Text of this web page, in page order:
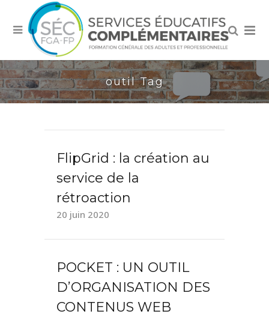
outil Tag
FlipGrid : la création au
service de la
rétroaction
20 juin 2020
POCKET : UN OUTIL
D’ORGANISATION DES
CONTENUS WEB